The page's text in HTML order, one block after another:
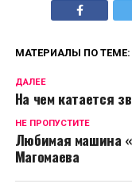
МАТЕРИАЛЫ ПО ТЕМЕ:
ДАЛЕЕ
На чем катается
НЕ ПРОПУСТИТЕ
Любимая машина
Магомаева